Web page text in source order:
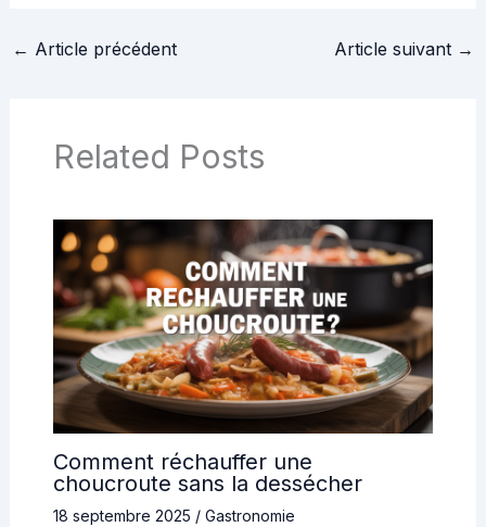
← Article précédent Article suivant →
Related Posts
Comment réchauffer une
choucroute sans la dessécher
18 septembre 2025 / Gastronomie